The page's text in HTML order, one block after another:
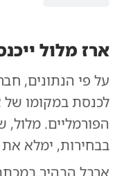
ארז מלול
על פי הנתונים,
לכנסת במקומו
הפורמליים.
בבחירות, ימלא